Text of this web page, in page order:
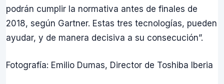
podrán cumplir la normativa antes de finales de
2018, según Gartner. Estas tres tecnologías, pueden
ayudar, y de manera decisiva a su consecución”.
Fotografía: Emilio Dumas, Director de Toshiba Iberia